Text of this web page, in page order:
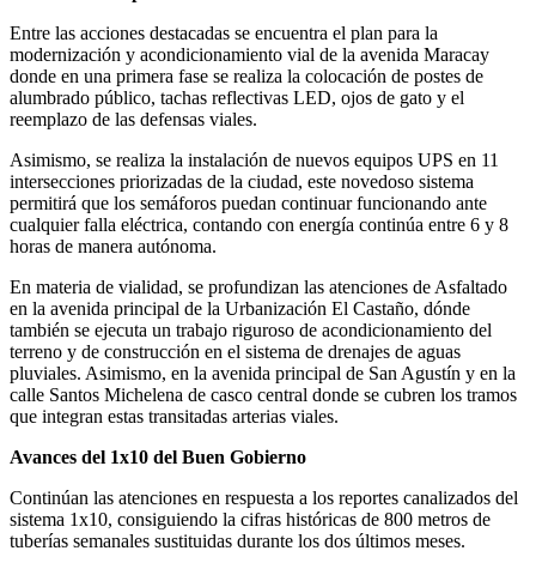
Entre las acciones destacadas se encuentra el plan para la
modernización y acondicionamiento vial de la avenida Maracay
donde en una primera fase se realiza la colocación de postes de
alumbrado público, tachas reflectivas LED, ojos de gato y el
reemplazo de las defensas viales.
Asimismo, se realiza la instalación de nuevos equipos UPS en 11
intersecciones priorizadas de la ciudad, este novedoso sistema
permitirá que los semáforos puedan continuar funcionando ante
cualquier falla eléctrica, contando con energía continúa entre 6 y 8
horas de manera autónoma.
En materia de vialidad, se profundizan las atenciones de Asfaltado
en la avenida principal de la Urbanización El Castaño, dónde
también se ejecuta un trabajo riguroso de acondicionamiento del
terreno y de construcción en el sistema de drenajes de aguas
pluviales. Asimismo, en la avenida principal de San Agustín y en la
calle Santos Michelena de casco central donde se cubren los tramos
que integran estas transitadas arterias viales.
Avances del 1x10 del Buen Gobierno
Continúan las atenciones en respuesta a los reportes canalizados del
sistema 1x10, consiguiendo la cifras históricas de 800 metros de
tuberías semanales sustituidas durante los dos últimos meses.